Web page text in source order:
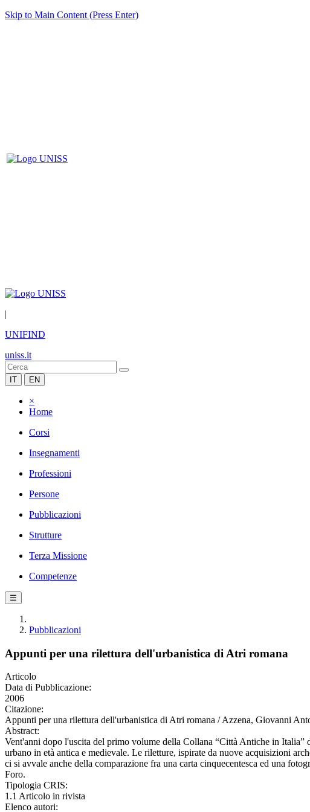
Skip to Main Content (Press Enter)
|
UNIFIND
uniss.it
IT EN
×
Home
Corsi
Insegnamenti
Professioni
Persone
Pubblicazioni
Strutture
Terza Missione
Competenze
☰
Pubblicazioni
Appunti per una rilettura dell'urbanistica di Atri romana
Articolo
Data di Pubblicazione:
2006
Citazione:
Appunti per una rilettura dell'urbanistica di Atri romana / Azzena, Giovanni
Abstract:
Vent'anni dopo l'uscita del primo volume della Collana “Città Antiche in
urbano in età antica e medievale. Le riletture, ispirate da nuove acquisizioni
ci si avvale anche della comparazione fra una carta cinquecentesca ed una
Foro.
Tipologia CRIS:
1.1 Articolo in rivista
Elenco autori: